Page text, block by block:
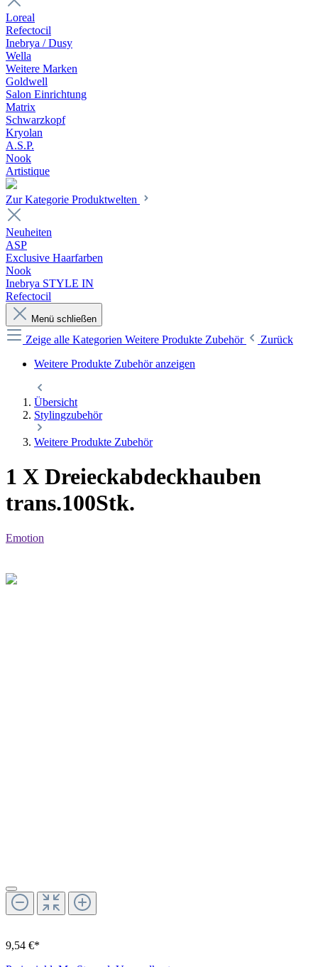
Loreal
Refectocil
Inebrya / Dusy
Wella
Weitere Marken
Goldwell
Salon Einrichtung
Matrix
Schwarzkopf
Kryolan
A.S.P.
Nook
Artistique
Zur Kategorie Produktwelten
Neuheiten
ASP
Exclusive Haarfarben
Nook
Inebrya STYLE IN
Refectocil
Menü schließen
Zeige alle Kategorien Weitere Produkte Zubehör
Zurück
Weitere Produkte Zubehör anzeigen
Übersicht
Stylingzubehör
Weitere Produkte Zubehör
1 X Dreieckabdeckhauben
trans.100Stk.
Emotion
9,54 €*